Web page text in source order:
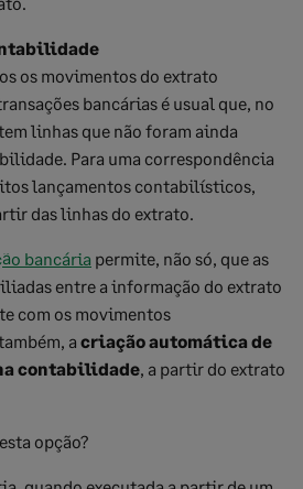
os movimentos do extrato
bancárias é usual que, no
linhas que não foram ainda
Para uma correspondência
lançamentos contabilísticos,
das linhas do extrato.
bancária permite, não só, que as
entre a informação do extrato
com os movimentos
a criação automática de
contabilidade, a partir do extrato
opção?